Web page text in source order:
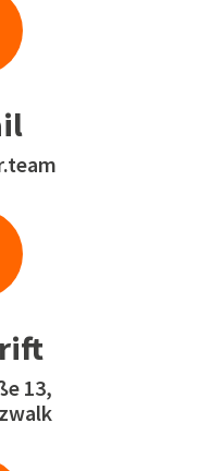
13,